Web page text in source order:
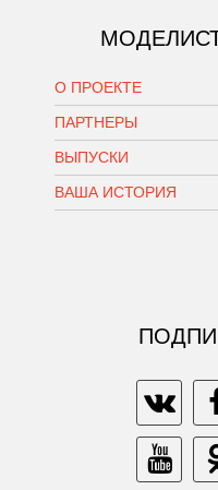
О ПРОЕКТЕ
ПАРТНЕРЫ
ВЫПУСКИ
ВАША ИСТОРИЯ